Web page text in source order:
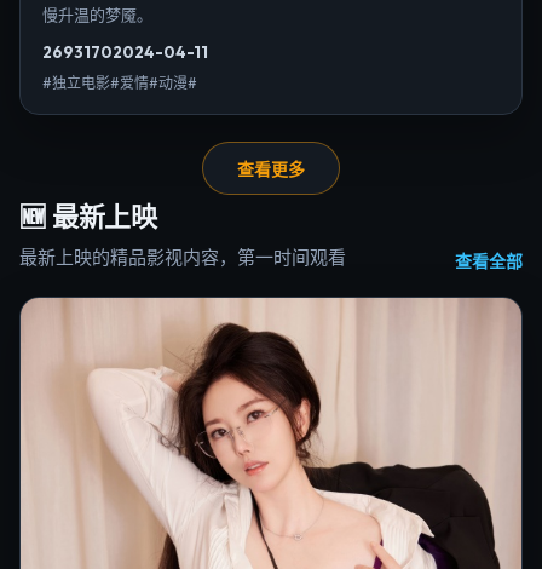
慢升温的梦魇。
26931702024-04-11
#独立电影#爱情#动漫#
查看更多
🆕 最新上映
最新上映的精品影视内容，第一时间观看 查看全部